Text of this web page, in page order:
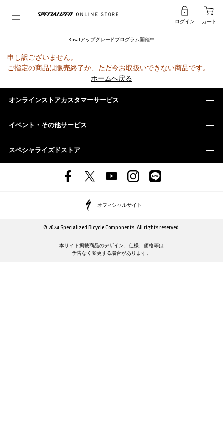
ログイン カート
Rovalアップグレードプログラム開催中
申し訳ございません。
ご指定の商品は販売終了か、ただ今お取扱いできない商品です。
ホームへ戻る
オンラインストアカスタマーサービス
イベント・その他サービス
スペシャライズドストア
オフィシャルサイト
© 2024 Specialized Bicycle Components. All rights reserved.
本サイト掲載商品のデザイン、仕様、価格等は
予告なく変更する場合があります。